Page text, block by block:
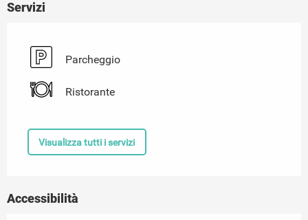
Servizi
Parcheggio
Ristorante
Visualizza tutti i servizi
Accessibilità